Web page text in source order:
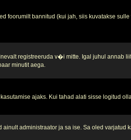
bannitud (kui jah, siis kuvatakse
registreeruda v�i mitte. Igal juhul
minutit aega.
ajaks. Kui tahad alati sisse logitud
administraator ja sa ise. Sa oled varjatud